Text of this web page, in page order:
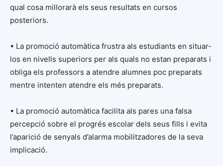
qual cosa millorarà els seus resultats en cursos
posteriors.
• La promoció automàtica frustra als estudiants en situar-
los en nivells superiors per als quals no estan preparats i
obliga els professors a atendre alumnes poc preparats
mentre intenten atendre els més preparats.
• La promoció automàtica facilita als pares una falsa
percepció sobre el progrés escolar dels seus fills i evita
l’aparició de senyals d’alarma mobilitzadores de la seva
implicació.